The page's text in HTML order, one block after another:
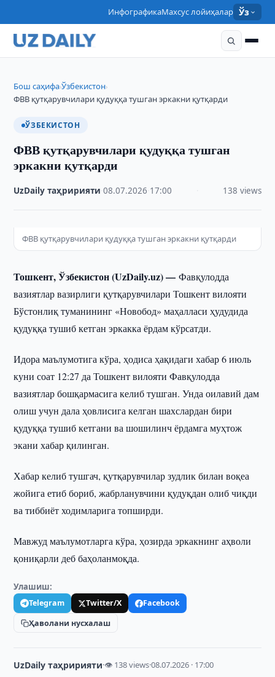
ИнфографикаМахсус лойиҳалар Ўз
Бош саҳифа›Ўзбекистон›
ФВВ қутқарувчилари қудуққа тушган эркакни қутқарди
ЎЗБЕКИСТОН
ФВВ қутқарувчилари қудуққа тушган
эркакни қутқарди
UzDaily таҳририяти ·08.07.2026 17:00 138 views
ФВВ қутқарувчилари қудуққа тушган эркакни қутқарди
Тошкент, Ўзбекистон (UzDaily.uz) —Фавқулодда
вазиятлар вазирлиги қутқарувчилари Тошкент вилояти
Бўстонлиқ туманининг «Новобод» маҳалласи ҳудудида
қудуққа тушиб кетган эркакка ёрдам кўрсатди.
Идора маълумотига кўра, ҳодиса ҳақидаги хабар 6 июль
куни соат 12:27 да Тошкент вилояти Фавқулодда
вазиятлар бошқармасига келиб тушган. Унда оилавий дам
олиш учун дала ҳовлисига келган шахслардан бири
қудуққа тушиб кетгани ва шошилинч ёрдамга муҳтож
экани хабар қилинган.
Хабар келиб тушгач, қутқарувчилар зудлик билан воқеа
жойига етиб бориб, жабрланувчини қудуқдан олиб чиқди
ва тиббиёт ходимларига топширди.
Мавжуд маълумотларга кўра, ҳозирда эркакнинг аҳволи
қониқарли деб баҳоланмоқда.
Улашиш:
Telegram Twitter/X
Facebook
Ҳаволани нусхалаш
UzDaily таҳририяти·👁 138 views·08.07.2026 · 17:00